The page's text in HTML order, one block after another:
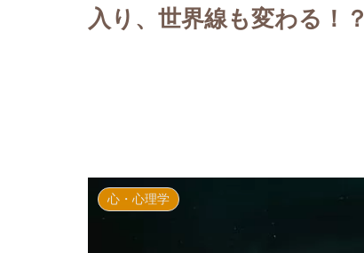
入り、世界線も変わる！？
心・心理学